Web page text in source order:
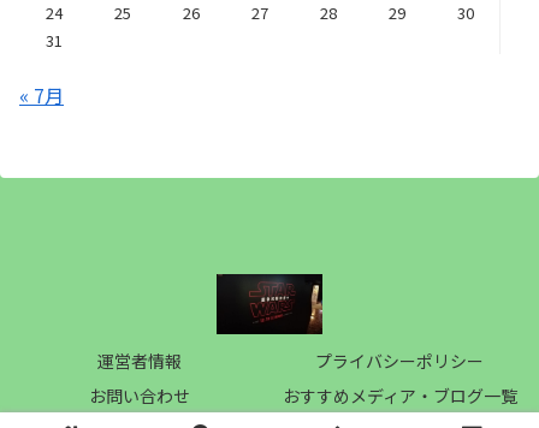
24
25 26 27 28 29
30
31
« 7月
運営者情報
プライバシーポリシー
お問い合わせ
おすすめメディア・ブログ一覧